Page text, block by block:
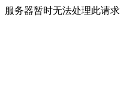
服务器暂时无法处理此请求